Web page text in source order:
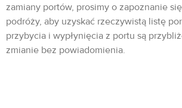
zamiany portów, prosimy o zapoznanie
podróży, aby uzyskać rzeczywistą listę
przybycia i wypłynięcia z portu są
zmianie bez powiadomienia.